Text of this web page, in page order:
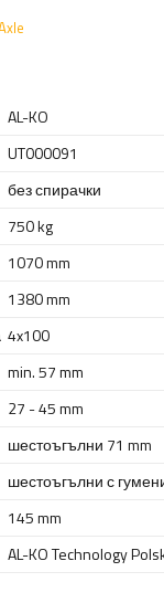
AL-KO
UT000091
без спирачки
750 kg
1070 mm
1380 mm
4x100
min. 57 mm
27 - 45 mm
шестоъгълни 71 mm
шестоъгълни с
145 mm
AL-KO Technology